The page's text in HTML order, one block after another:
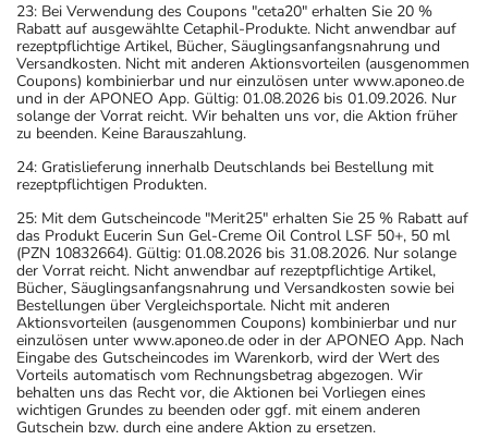
23: Bei Verwendung des Coupons "ceta20" erhalten Sie 20 %
Rabatt auf ausgewählte Cetaphil-Produkte. Nicht anwendbar auf
rezeptpflichtige Artikel, Bücher, Säuglingsanfangsnahrung und
Versandkosten. Nicht mit anderen Aktionsvorteilen (ausgenommen
Coupons) kombinierbar und nur einzulösen unter www.aponeo.de
und in der APONEO App. Gültig: 01.08.2026 bis 01.09.2026. Nur
solange der Vorrat reicht. Wir behalten uns vor, die Aktion früher
zu beenden. Keine Barauszahlung.
24: Gratislieferung innerhalb Deutschlands bei Bestellung mit
rezeptpflichtigen Produkten.
25: Mit dem Gutscheincode "Merit25" erhalten Sie 25 % Rabatt auf
das Produkt Eucerin Sun Gel-Creme Oil Control LSF 50+, 50 ml
(PZN 10832664). Gültig: 01.08.2026 bis 31.08.2026. Nur solange
der Vorrat reicht. Nicht anwendbar auf rezeptpflichtige Artikel,
Bücher, Säuglingsanfangsnahrung und Versandkosten sowie bei
Bestellungen über Vergleichsportale. Nicht mit anderen
Aktionsvorteilen (ausgenommen Coupons) kombinierbar und nur
einzulösen unter www.aponeo.de oder in der APONEO App. Nach
Eingabe des Gutscheincodes im Warenkorb, wird der Wert des
Vorteils automatisch vom Rechnungsbetrag abgezogen. Wir
behalten uns das Recht vor, die Aktionen bei Vorliegen eines
wichtigen Grundes zu beenden oder ggf. mit einem anderen
Gutschein bzw. durch eine andere Aktion zu ersetzen.